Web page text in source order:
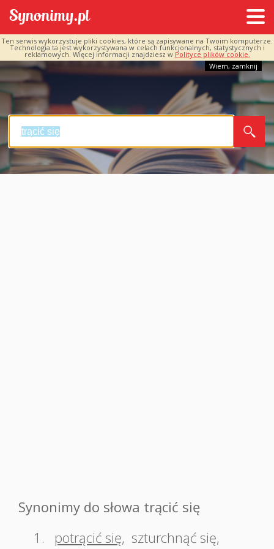
Ten serwis wykorzystuje pliki cookies, które są zapisywane na Twoim komputerze.
Technologia ta jest wykorzystywana w celach funkcjonalnych, statystycznych i
reklamowych. Więcej informacji znajdziesz w Polityce plików cookie.
Wiem, zamknij
Synonimy do słowa trącić się
1.
potrącić się, szturchnąć się,